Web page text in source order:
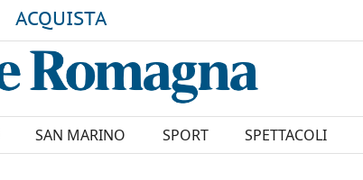
ACQUISTA
SAN MARINO SPORT SPETTACOLI